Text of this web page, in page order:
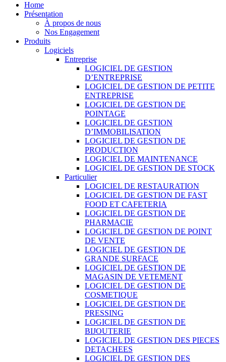
Home
Présentation
À propos de nous
Nos Engagement
Produits
Logiciels
Entreprise
LOGICIEL DE GESTION
D’ENTREPRISE
LOGICIEL DE GESTION DE PETITE
ENTREPRISE
LOGICIEL DE GESTION DE
POINTAGE
LOGICIEL DE GESTION
D’IMMOBILISATION
LOGICIEL DE GESTION DE
PRODUCTION
LOGICIEL DE MAINTENANCE
LOGICIEL DE GESTION DE STOCK
Particulier
LOGICIEL DE RESTAURATION
LOGICIEL DE GESTION DE FAST
FOOD ET CAFETERIA
LOGICIEL DE GESTION DE
PHARMACIE
LOGICIEL DE GESTION DE POINT
DE VENTE
LOGICIEL DE GESTION DE
GRANDE SURFACE
LOGICIEL DE GESTION DE
MAGASIN DE VETEMENT
LOGICIEL DE GESTION DE
COSMETIQUE
LOGICIEL DE GESTION DE
PRESSING
LOGICIEL DE GESTION DE
BIJOUTERIE
LOGICIEL DE GESTION DES PIECES
DETACHEES
LOGICIEL DE GESTION DES